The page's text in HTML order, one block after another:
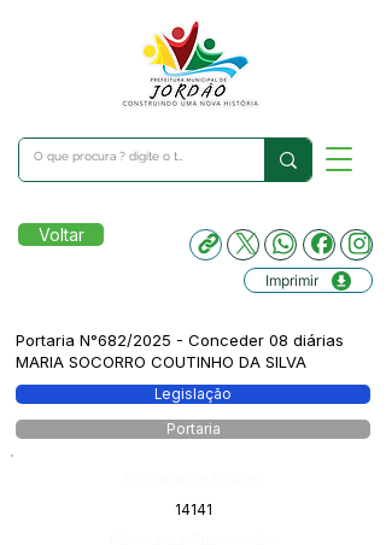
Voltar
Imprimir
Portaria N°682/2025 - Conceder 08 diárias
MARIA SOCORRO COUTINHO DA SILVA
Legislação
Portaria
14141